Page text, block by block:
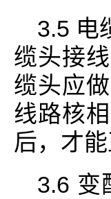
3.5 电
缆头接
缆头应
线路核
后，才能
3.6 变